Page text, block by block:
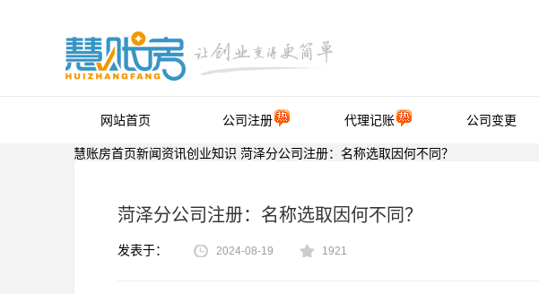
网站首页 公司注册 代理记账 公司变更
慧账房首页新闻资讯创业知识 菏泽分公司注册：名称选取因何不同？
菏泽分公司注册：名称选取因何不同？
发表于： 2024-08-19 1921